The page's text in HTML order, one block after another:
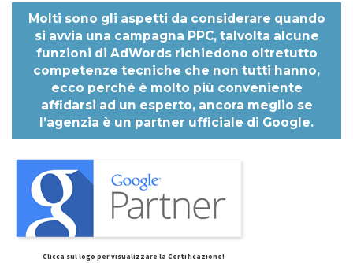
Molti sono gli aspetti da considerare quando
si avvia una campagna PPC, talvolta alcune
funzioni di AdWords richiedono oltretutto
competenze tecniche che non tutti hanno,
ecco perché è molto più conveniente
affidarsi ad un esperto, ancora meglio se
l’agenzia è un partner ufficiale di Google.
Clicca sul logo per visualizzare la Certificazione!